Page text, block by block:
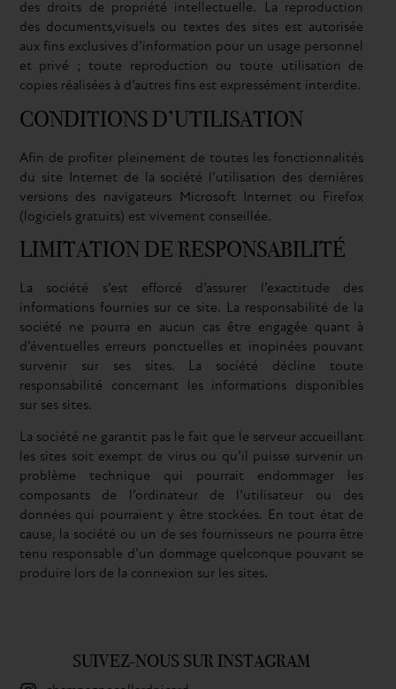
des droits de propriété intellectuelle. La reproduction
des documents,visuels ou textes des sites est autorisée
aux fins exclusives d’information pour un usage personnel
et privé ; toute reproduction ou toute utilisation de
copies réalisées à d’autres fins est expressément interdite.
CONDITIONS D’UTILISATION
Afin de profiter pleinement de toutes les fonctionnalités
du site Internet de la société l’utilisation des dernières
versions des navigateurs Microsoft Internet ou Firefox
(logiciels gratuits) est vivement conseillée.
LIMITATION DE RESPONSABILITÉ
La société s’est efforcé d’assurer l’exactitude des
informations fournies sur ce site. La responsabilité de la
société ne pourra en aucun cas être engagée quant à
d’éventuelles erreurs ponctuelles et inopinées pouvant
survenir sur ses sites. La société décline toute
responsabilité concernant les informations disponibles
sur ses sites.
La société ne garantit pas le fait que le serveur accueillant
les sites soit exempt de virus ou qu’il puisse survenir un
problème technique qui pourrait endommager les
composants de l’ordinateur de l’utilisateur ou des
données qui pourraient y être stockées. En tout état de
cause, la société ou un de ses fournisseurs ne pourra être
tenu responsable d’un dommage quelconque pouvant se
produire lors de la connexion sur les sites.
SUIVEZ-NOUS SUR INSTAGRAM